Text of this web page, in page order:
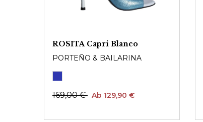
ROSITA Capri Blanco
PORTEÑO & BAILARINA
169,00 € Ab 129,90 €